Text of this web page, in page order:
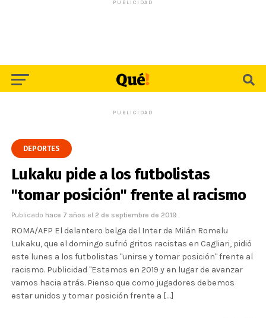
PUBLICIDAD
PUBLICIDAD
DEPORTES
Lukaku pide a los futbolistas
"tomar posición" frente al racismo
Publicado hace 7 años el 2 de septiembre de 2019
ROMA/AFP El delantero belga del Inter de Milán Romelu
Lukaku, que el domingo sufrió gritos racistas en Cagliari, pidió
este lunes a los futbolistas "unirse y tomar posición" frente al
racismo. Publicidad "Estamos en 2019 y en lugar de avanzar
vamos hacia atrás. Pienso que como jugadores debemos
estar unidos y tomar posición frente a […]